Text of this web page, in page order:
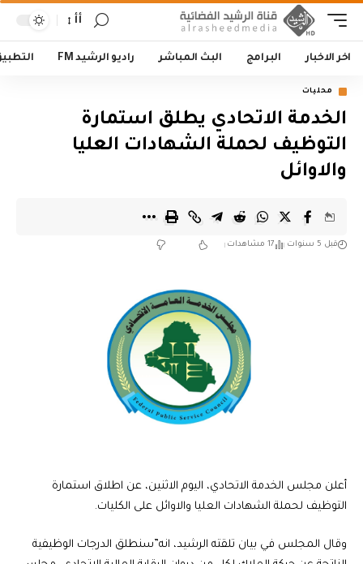
أأ
اخر الاخبار البرامج البث المباشر راديو الرشيد FM
محليات
الخدمة الاتحادي يطلق استمارة
التوظيف لحملة الشهادات العليا
والاوائل
قبل 5 سنوات 17 مشاهدات
أعلن مجلس الخدمة الاتحادي، اليوم الاثنين، عن اطلاق استمارة
التوظيف لحملة الشهادات العليا والاوائل على الكليات.
وقال المجلس في بيان تلقته الرشيد، انه”سنطلق الدرجات الوظيفية